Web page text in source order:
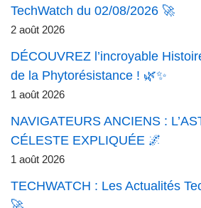
TechWatch du 02/08/2026 🚀
2 août 2026
DÉCOUVREZ l’incroyable
de la Phytorésistance ! 🌿✨
1 août 2026
NAVIGATEURS ANCIENS :
CÉLESTE EXPLIQUÉE 🌌
1 août 2026
TECHWATCH : Les Actualités